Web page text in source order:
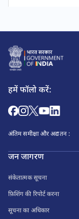
हमें फॉलो करें:
अंतिम समीक्षा और अद्यतन :
जन जागरण
संकेतात्मक सूचना
फ़िशिंग की रिपोर्ट करना
सूचना का अधिकार